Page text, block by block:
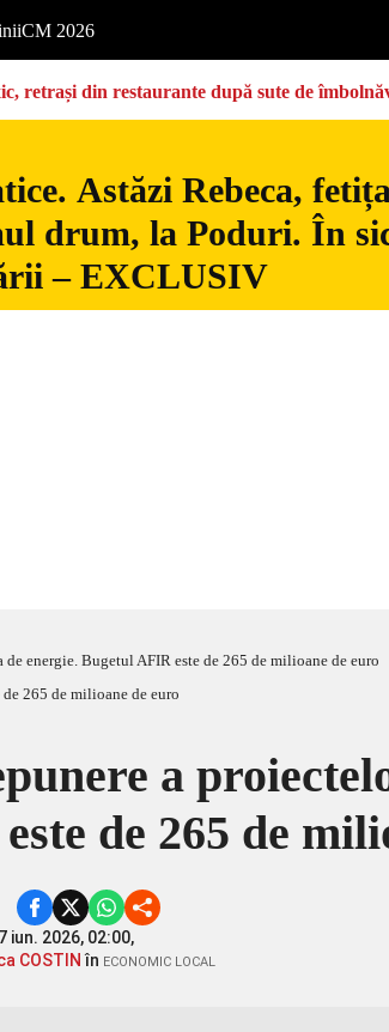
CM 2026
retrași din restaurante după sute de
Astăzi Rebeca,
drum, la Poduri. În
– EXCLUSIV
energie. Bugetul AFIR este de 265 de milioane de euro
a
de 265 de
iun. 2026, 02:00,
COSTIN în ECONOMIC LOCAL